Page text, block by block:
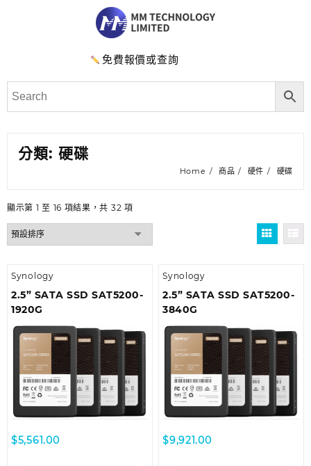
免費報價或查詢
分類: 硬碟
Home 商品 硬件 硬碟
顯示第 1 至 16 項結果，共 32 項
Synology
2.5” SATA SSD SAT5200-
1920G
$5,561.00
Synology
2.5” SATA SSD SAT5200-
3840G
$9,921.00